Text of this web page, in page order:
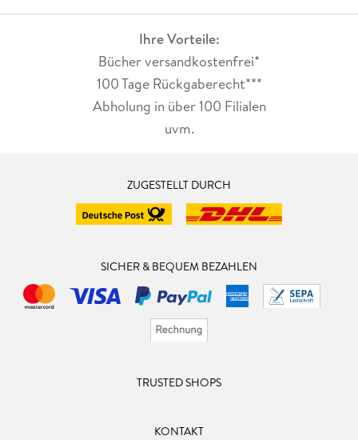
Ihre Vorteile:
Bücher versandkostenfrei*
100 Tage Rückgaberecht***
Abholung in über 100 Filialen
uvm.
ZUGESTELLT DURCH
SICHER & BEQUEM BEZAHLEN
TRUSTED SHOPS
KONTAKT